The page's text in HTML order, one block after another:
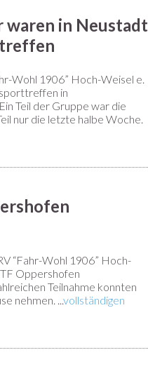
waren in Neustadt
Wohl 1906” Hoch-Weisel e.
in
Teil der Gruppe war die
nur die letzte halbe Woche.
“Fahr-Wohl 1906” Hoch-
Oppershofen
Teilnahme konnten
nehmen. ...vollständigen